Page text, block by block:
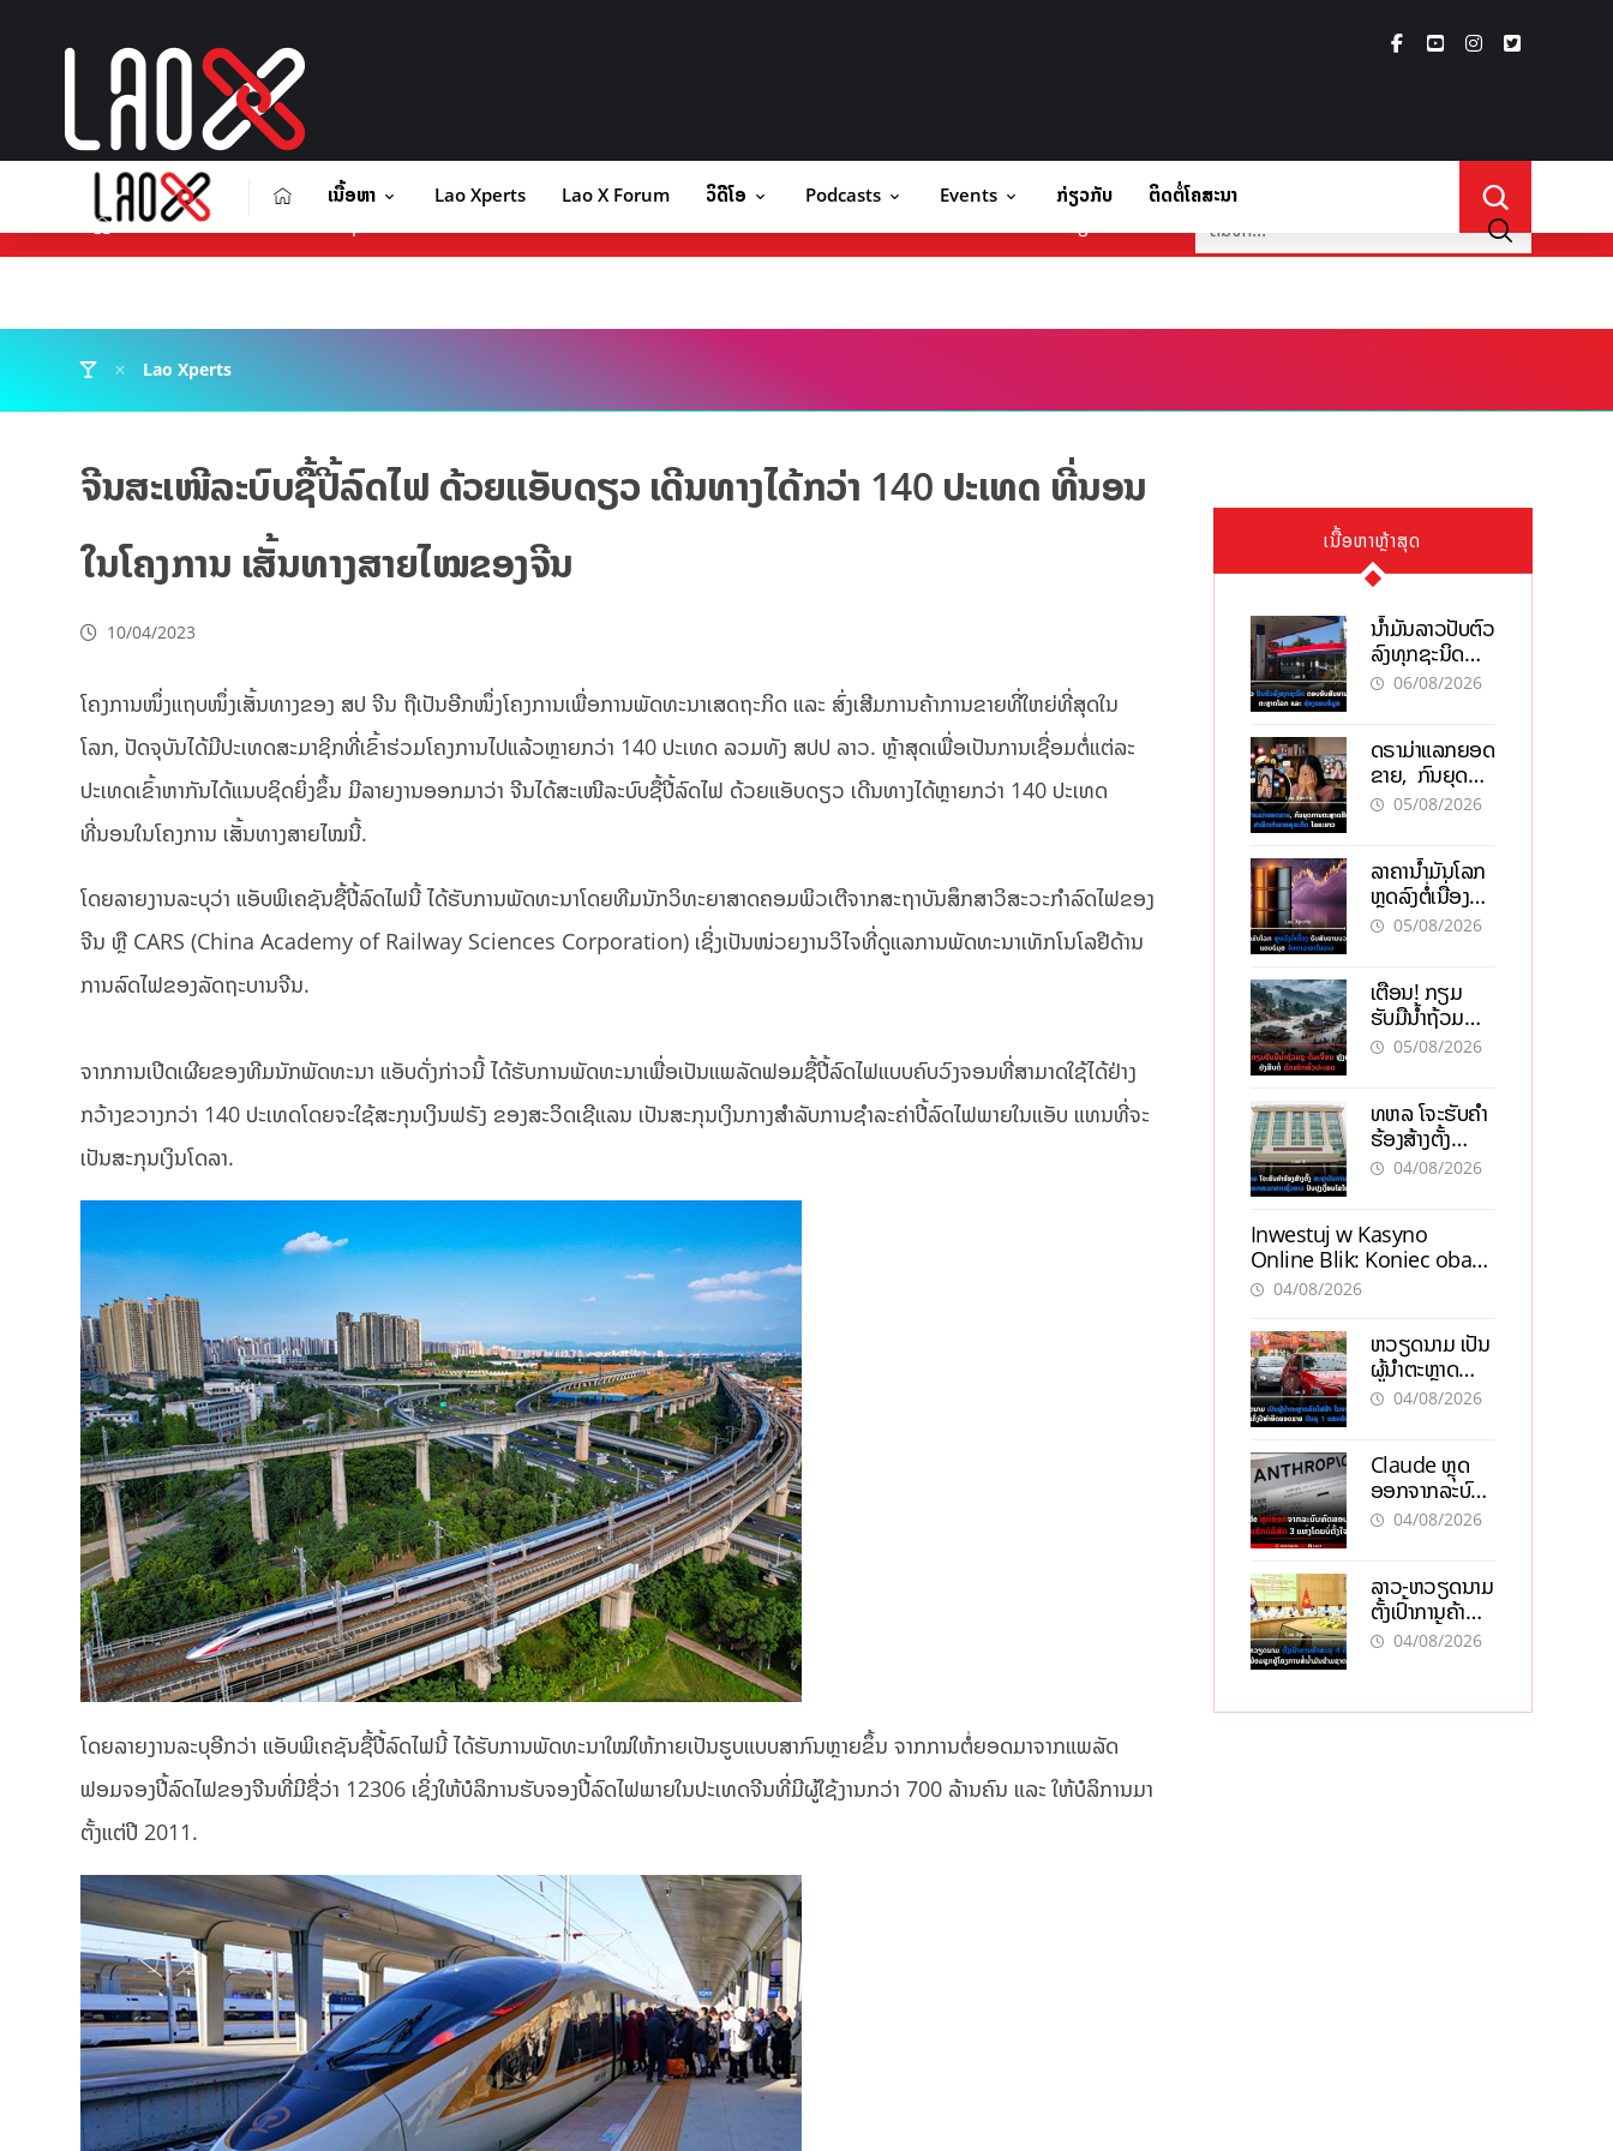
ເນື້ອຫາ
ເນື້ອຫາ Lao Xperts Lao X Forum ວິດີໂອ Podcasts Events ກ່ຽວກັບ ຕິດຕໍ່ໂຄສະນາ
Lao Xperts
ຈີນສະເໜີລະບົບຊື້ປີ້ລົດໄຟ ດ້ວຍແອັບດຽວ ເດີນທາງໄດ້ກວ່າ 140 ປະເທດ ທີ່ນອນ
ໃນໂຄງການ ເສັ້ນທາງສາຍໄໝຂອງຈີນ
10/04/2023
ໂຄງການໜຶ່ງແຖບໜຶ່ງເສັ້ນທາງຂອງ ສປ ຈີນ ຖືເປັນອີກໜຶ່ງໂຄງການເພື່ອການພັດທະນາເສດຖະກິດ ແລະ ສົ່ງເສີມການຄ້າການຂາຍທີ່ໃຫຍ່ທີ່ສຸດໃນ
ໂລກ, ປັດຈຸບັນໄດ້ມີປະເທດສະມາຊິກທີ່ເຂົ້າຮ່ວມໂຄງການໄປແລ້ວຫຼາຍກວ່າ 140 ປະເທດ ລວມທັງ ສປປ ລາວ. ຫຼ້າສຸດເພື່ອເປັນການເຊື່ອມຕໍ່ແຕ່ລະ
ປະເທດເຂົ້າຫາກັນໄດ້ແນບຊິດຍິ່ງຂຶ້ນ ມີລາຍງານອອກມາວ່າ ຈີນໄດ້ສະເໜີລະບົບຊື້ປີ້ລົດໄຟ ດ້ວຍແອັບດຽວ ເດີນທາງໄດ້ຫຼາຍກວ່າ 140 ປະເທດ
ທີ່ນອນໃນໂຄງການ ເສັ້ນທາງສາຍໄໝນີ້.
ໂດຍລາຍງານລະບຸວ່າ ແອັບພິເຄຊັນຊື້ປີ້ລົດໄຟນີ້ ໄດ້ຮັບການພັດທະນາໂດຍທີມນັກວິທະຍາສາດຄອມພິວເຕີຈາກສະຖາບັນສຶກສາວິສະວະກຳລົດໄຟຂອງ
ຈີນ ຫຼື CARS (China Academy of Railway Sciences Corporation) ເຊິ່ງເປັນໜ່ວຍງານວິໄຈທີ່ດູແລການພັດທະນາເທັກໂນໂລຢີດ້ານ
ການລົດໄຟຂອງລັດຖະບານຈີນ.
ຈາກການເປີດເຜີຍຂອງທີມນັກພັດທະນາ ແອັບດັ່ງກ່າວນີ້ ໄດ້ຮັບການພັດທະນາເພື່ອເປັນແພລັດຟອມຊື້ປີ້ລົດໄຟແບບຄົບວົງຈອນທີ່ສາມາດໃຊ້ໄດ້ຢ່າງ
ກວ້າງຂວາງກວ່າ 140 ປະເທດໂດຍຈະໃຊ້ສະກຸນເງິນຟຣັງ ຂອງສະວິດເຊີແລນ ເປັນສະກຸນເງິນກາງສຳລັບການຊຳລະຄ່າປີ້ລົດໄຟພາຍໃນແອັບ ແທນທີ່ຈະ
ເປັນສະກຸນເງິນໂດລາ.
ໂດຍລາຍງານລະບຸອີກວ່າ ແອັບພິເຄຊັນຊື້ປີ້ລົດໄຟນີ້ ໄດ້ຮັບການພັດທະນາໃໝ່ໃຫ້ກາຍເປັນຮູບແບບສາກົນຫຼາຍຂຶ້ນ ຈາກການຕໍ່ຍອດມາຈາກແພລັດ
ຟອມຈອງປີ້ລົດໄຟຂອງຈີນທີ່ມີຊື່ວ່າ 12306 ເຊິ່ງໃຫ້ບໍລິການຮັບຈອງປີ້ລົດໄຟພາຍໃນປະເທດຈີນທີ່ມີຜູ້ໃຊ້ງານກວ່າ 700 ລ້ານຄົນ ແລະ ໃຫ້ບໍລິການມາ
ຕັ້ງແຕ່ປີ 2011.
ເນື້ອຫາຫຼ້າສຸດ
ນໍ້າມັນລາວປັບຕົວ
ລົງທຸກຊະນິດ
ຕອບຮັບສັນຍານ
ແຄບຮໍມູສ
06/08/2026
ດຣາມ່າແລກຍອດ
ຂາຍ, ກົນຍຸດ
ການຕະຫຼາດສີ
ໄລຍະຍາວ
05/08/2026
ລາຄານ້ຳມັນໂລກ
ຫຼຸດລົງຕໍ່ເນື່ອງ
ຮັບສັນຍານບວກ
ລາວ
05/08/2026
ເຕືອນ! ກຽມ
ຮັບມືນໍ້າຖ້ວມ
ກະທັນຫັນ-ດິນ
ໜັກທົ່ວປະເທດ
05/08/2026
ທຫລ ໂຈະຮັບຄຳ
ຮ້ອງສ້າງຕັ້ງ
ສະຖາບັນການເງິນ
ເງື່ອນໄຂໃໝ່
04/08/2026
Inwestuj w Kasyno
Online Blik: Koniec obaw,
kropka i Blik dla
04/08/2026
ຫວຽດນາມ ເປັນ
ຜູ້ນຳຕະຫຼາດ
ລົດໄຟຟ້າ ໃນອາ
ບັນລຸ 1 ແສນຄັນ
04/08/2026
Claude ຫຼຸດ
ອອກຈາກລະບົບ
ທົດສອບ ກ່ອນ
04/08/2026
ລາວ-ຫວຽດນາມ
ຕັ້ງເປົ້າການຄ້າ
ທະລຸ 4 ຕື້ໂດລາ
ຂ້າມຊາດ
04/08/2026